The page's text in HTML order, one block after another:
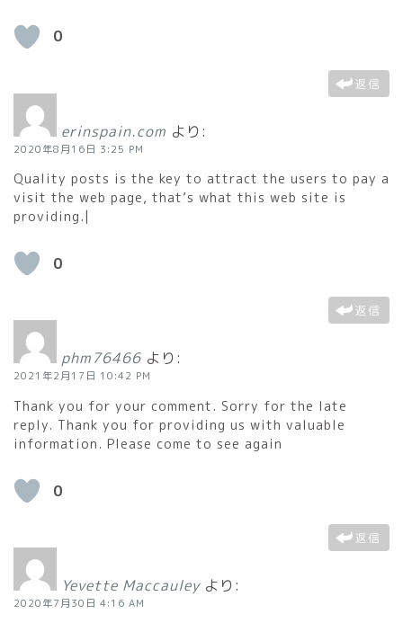
0
返信
erinspain.com より:
2020年8月16日 3:25 PM
Quality posts is the key to attract the users to pay a
visit the web page, that’s what this web site is
providing.|
0
返信
phm76466 より:
2021年2月17日 10:42 PM
Thank you for your comment. Sorry for the late
reply. Thank you for providing us with valuable
information. Please come to see again
0
返信
Yevette Maccauley より:
2020年7月30日 4:16 AM